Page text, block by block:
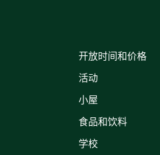
开放时间和价格
活动
小屋
食品和饮料
学校